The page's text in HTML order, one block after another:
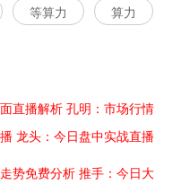
等算力 算力
直播解析 孔明：市场行情
龙头：今日盘中实战直播
势免费分析 推手：今日大